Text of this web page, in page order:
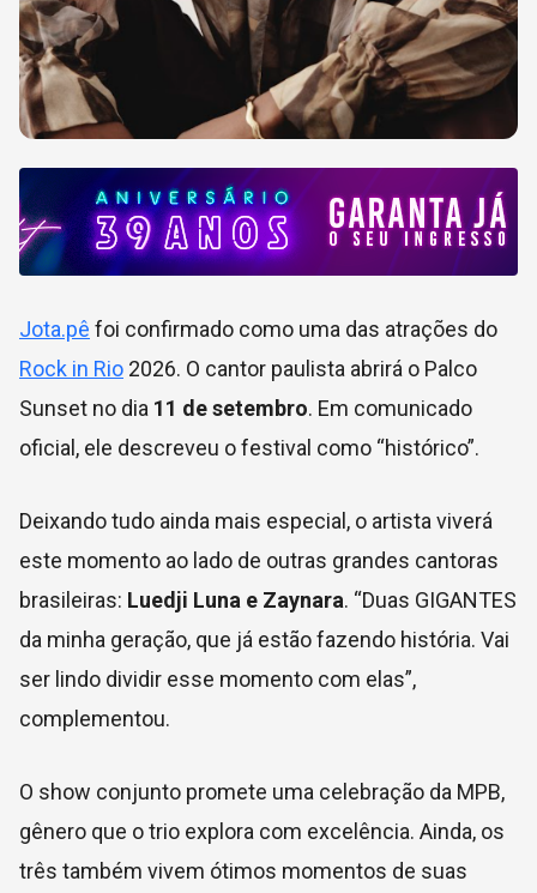
Jota.pê foi confirmado como uma das atrações do
Rock in Rio 2026. O cantor paulista abrirá o Palco
Sunset no dia 11 de setembro. Em comunicado
oficial, ele descreveu o festival como “histórico”.
Deixando tudo ainda mais especial, o artista viverá
este momento ao lado de outras grandes cantoras
brasileiras: Luedji Luna e Zaynara. “Duas GIGANTES
da minha geração, que já estão fazendo história. Vai
ser lindo dividir esse momento com elas”,
complementou.
O show conjunto promete uma celebração da MPB,
gênero que o trio explora com excelência. Ainda, os
três também vivem ótimos momentos de suas